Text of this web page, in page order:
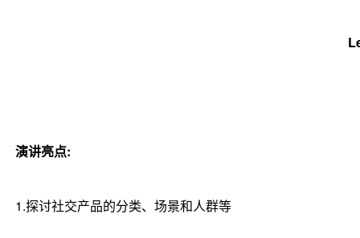
演讲亮点:
1.探讨社交产品的分类、场景和人群等